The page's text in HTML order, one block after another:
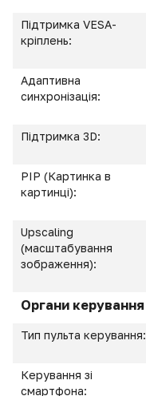
Підтримка VESA-
кріплень:
Адаптивна
синхронізація:
Підтримка 3D:
PIP (Картинка в
картинці):
Upscaling
(масштабування
зображення):
Органи керування
Тип пульта керування:
Керування зі
смартфона: